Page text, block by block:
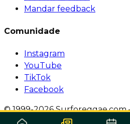
Mandar feedback
Comunidade
Instagram
YouTube
TikTok
Facebook
© 1999-2026 Surforeggae.com
reservados.
Política de